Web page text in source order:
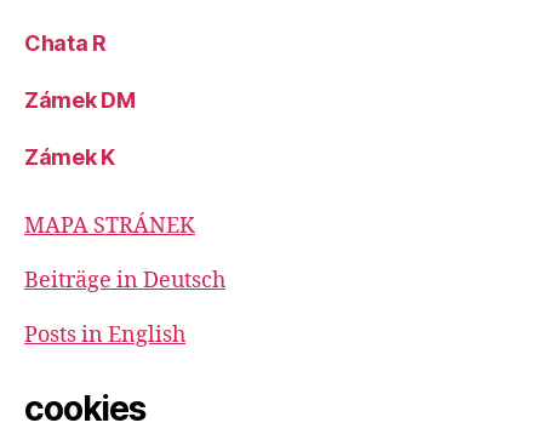
Chata R
Zámek DM
Zámek K
MAPA STRÁNEK
Beiträge in Deutsch
Posts in English
cookies